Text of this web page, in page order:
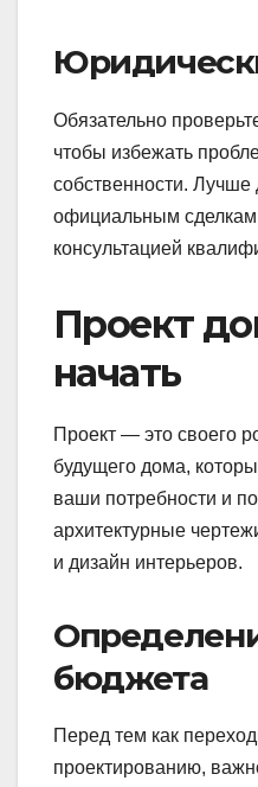
Обязательно
чтобы избежать
собственности. Лучше
официальным сделкам
консультацией
Проект
начать
Проект — это своего
будущего дома,
ваши потребности и
архитектурные
и дизайн интерьеров.
бюджета
Перед тем как
проектированию,